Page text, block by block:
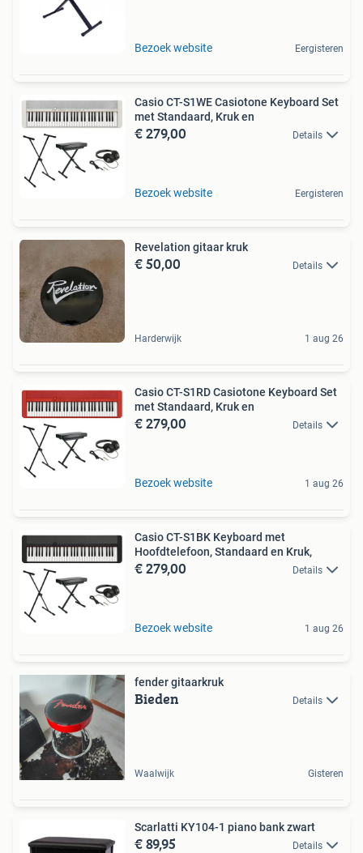
Bezoek website Eergisteren
Casio CT-S1WE Casiotone Keyboard Set
met Standaard, Kruk en
€ 279,00 Details
Bezoek website Eergisteren
Revelation gitaar kruk
€ 50,00 Details
Harderwijk 1 aug 26
Casio CT-S1RD Casiotone Keyboard Set
met Standaard, Kruk en
€ 279,00 Details
Bezoek website 1 aug 26
Casio CT-S1BK Keyboard met
Hoofdtelefoon, Standaard en Kruk,
€ 279,00 Details
Bezoek website 1 aug 26
fender gitaarkruk
Bieden Details
Waalwijk Gisteren
Scarlatti KY104-1 piano bank zwart
€ 89,95 Details